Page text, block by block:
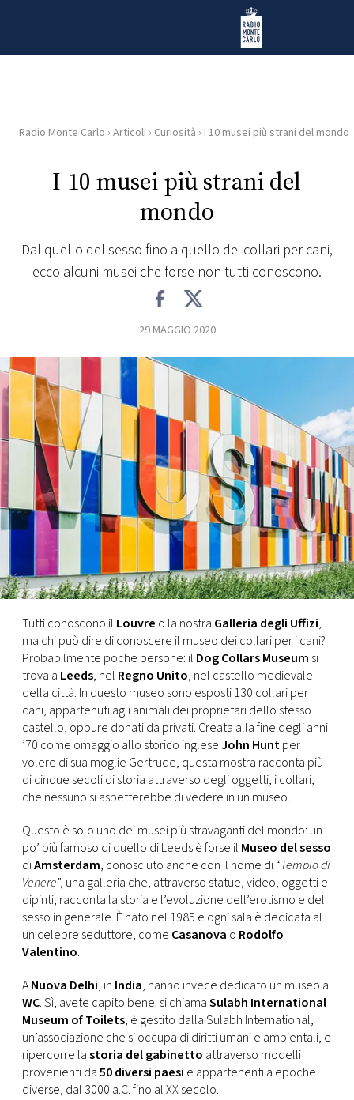
Radio Monte Carlo
HOME
RADIO
RADIO
FOTO
CONCORSI
EVENTI
VIDEO
TV
PRINCIPATO
DI
MONACO
RMC
CONSIGLIA
Radio Monte Carlo › Articoli › Curiosità › I 10 musei più strani del mondo
I 10 musei più strani del
mondo
Dal quello del sesso fino a quello dei collari per cani,
ecco alcuni musei che forse non tutti conoscono.
29 MAGGIO 2020
Tutti conoscono il Louvre o la nostra Galleria degli Uffizi,
ma chi può dire di conoscere il museo dei collari per i cani?
Probabilmente poche persone: il Dog Collars Museum si
trova a Leeds, nel Regno Unito, nel castello medievale
della città. In questo museo sono esposti 130 collari per
cani, appartenuti agli animali dei proprietari dello stesso
castello, oppure donati da privati. Creata alla fine degli anni
’70 come omaggio allo storico ingleseJohn Huntper
volere di sua moglie Gertrude, questa mostra racconta più
di cinque secoli di storia attraverso degli oggetti, i collari,
che nessuno si aspetterebbe di vedere in un museo.
Questo è solo uno dei musei più stravaganti del mondo: un
po’ più famoso di quello di Leeds è forse il Museo del sesso
diAmsterdam, conosciuto anche con il nome di “Tempio di
Venere”, una galleria che, attraverso statue, video, oggetti e
dipinti, racconta la storia e l’evoluzione dell’erotismo e del
sesso in generale. È nato nel 1985 e ogni sala è dedicata al
un celebre seduttore, come Casanova o Rodolfo
Valentino.
ANuova Delhi, in India, hanno invece dedicato un museo al
WC. Sì, avete capito bene: si chiamaSulabh International
Museum of Toilets, è gestito dalla Sulabh International,
un’associazione che si occupa di diritti umani e ambientali, e
ripercorre lastoria del gabinetto attraverso modelli
provenienti da50 diversi paesi e appartenenti a epoche
diverse, dal 3000 a.C. fino al XX secolo.